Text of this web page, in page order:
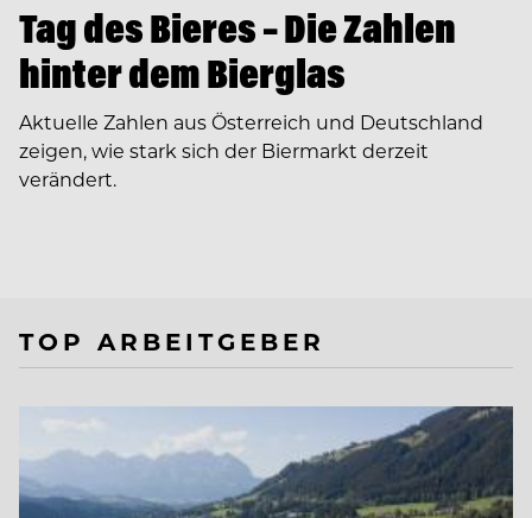
Tag des Bieres – Die Zahlen
hinter dem Bierglas
Aktuelle Zahlen aus Österreich und Deutschland
zeigen, wie stark sich der Biermarkt derzeit
verändert.
TOP ARBEITGEBER